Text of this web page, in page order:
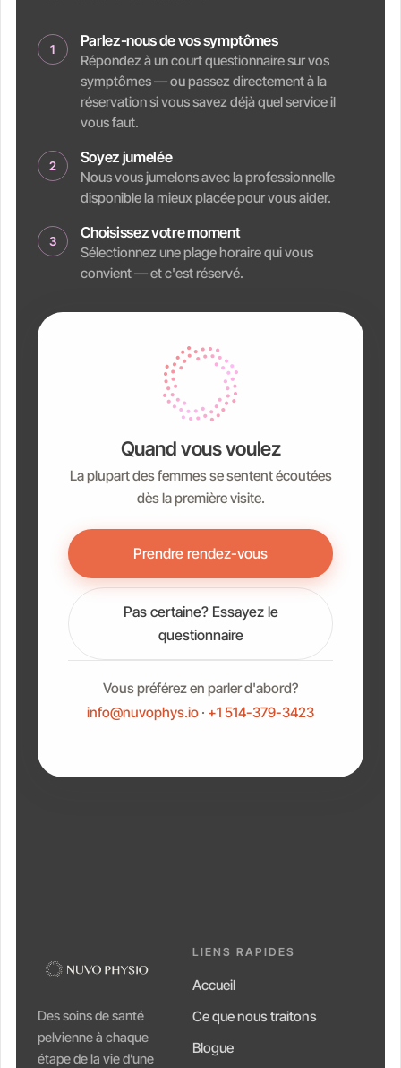
1 Parlez-nous de vos symptômes
Répondez à un court questionnaire sur vos
symptômes — ou passez directement à la
réservation si vous savez déjà quel service il
vous faut.
2 Soyez jumelée
Nous vous jumelons avec la professionnelle
disponible la mieux placée pour vous aider.
3 Choisissez votre moment
Sélectionnez une plage horaire qui vous
convient — et c'est réservé.
Quand vous voulez
La plupart des femmes se sentent écoutées
dès la première visite.
Prendre rendez-vous
Pas certaine? Essayez le
questionnaire
Vous préférez en parler d'abord?
info@nuvophys.io · +1 514-379-3423
Des soins de santé
pelvienne à chaque
étape de la vie d’une
LIENS RAPIDES
Accueil
Ce que nous traitons
Blogue